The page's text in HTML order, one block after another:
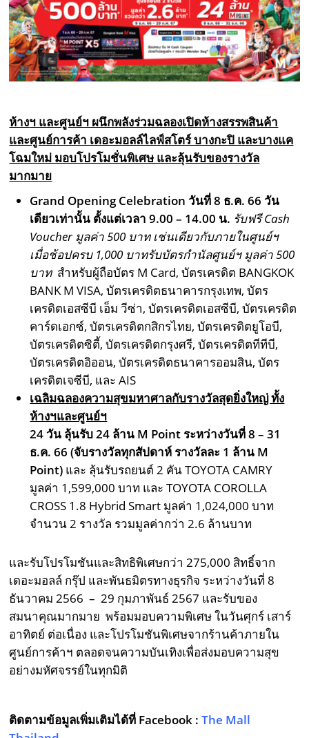
ห้างฯ และศูนย์ฯ ผนึกพลังร่วมฉลองเปิดห้างสรรพสินค้า
และศูนย์การค้า เดอะมอลล์ไลฟ์สโตร์ บางกะปิ และบางแค
โฉมใหม่ มอบโปรโมชั่นพิเศษ และลุ้นรับของรางวัล
มากมาย
Grand Opening Celebration วันที่ 8 ธ.ค. 66 วัน
เดียวเท่านั้น ตั้งแต่เวลา 9.00 – 14.00 น. รับฟรี Cash
Voucher มูลค่า 500 บาทเช่นเดียวกับภายในศูนย์ฯ
เมื่อช้อปครบ 1,000 บาทรับบัตรกำนัลศูนย์ฯ มูลค่า 500
บาท สำหรับผู้ถือบัตร M Card, บัตรเครดิต BANGKOK
BANK M VISA, บัตรเครดิตธนาคารกรุงเทพ, บัตร
เครดิตเอสซีบี เอ็ม วีซ่า, บัตรเครดิตเอสซีบี, บัตรเครดิต
คาร์ดเอกซ์, บัตรเครดิตกสิกรไทย, บัตรเครดิตยูโอบี,
บัตรเครดิตซิตี้, บัตรเครดิตกรุงศรี, บัตรเครดิตทีทีบี,
บัตรเครดิตอิออน, บัตรเครดิตธนาคารออมสิน, บัตร
เครดิตเจซีบี, และ AIS
เฉลิมฉลองความสุขมหาศาลกับรางวัลสุดยิ่งใหญ่ ทั้ง
ห้างฯและศูนย์ฯ
24 วัน ลุ้นรับ 24 ล้าน M Point ระหว่างวันที่ 8 – 31
ธ.ค. 66 (จับรางวัลทุกสัปดาห์ รางวัลละ 1 ล้าน M
Point) และ ลุ้นรับรถยนต์ 2 คัน TOYOTA CAMRY
มูลค่า 1,599,000 บาท และ TOYOTA COROLLA
CROSS 1.8 Hybrid Smart มูลค่า 1,024,000 บาท
จำนวน 2 รางวัล รวมมูลค่ากว่า 2.6 ล้านบาท
และรับโปรโมชันและสิทธิพิเศษกว่า 275,000 สิทธิ์จาก
เดอะมอลล์ กรุ๊ป และพันธมิตรทางธุรกิจ ระหว่างวันที่ 8
ธันวาคม 2566 – 29 กุมภาพันธ์ 2567 และรับของ
สมนาคุณมากมาย พร้อมมอบความพิเศษ ในวันศุกร์ เสาร์
อาทิตย์ ต่อเนื่อง และโปรโมชันพิเศษจากร้านค้าภายใน
ศูนย์การค้าฯ ตลอดจนความบันเทิงเพื่อส่งมอบความสุข
อย่างมหัศจรรย์ในทุกมิติ
ติดตามข้อมูลเพิ่มเติมได้ที่ Facebook :The Mall